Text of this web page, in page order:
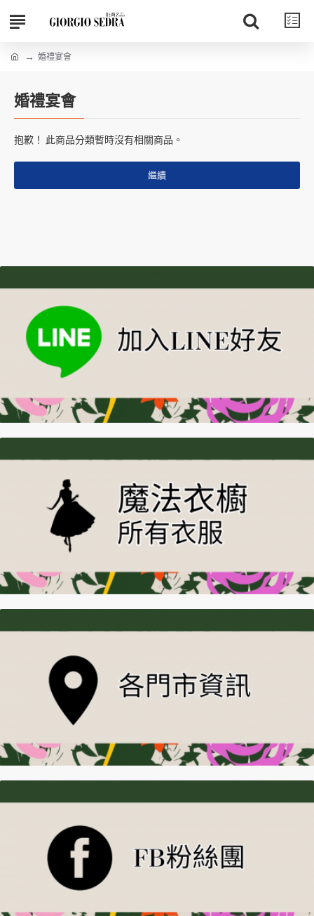
婚禮宴會
婚禮宴會
抱歉！ 此商品分類暫時沒有相關商品。
繼續